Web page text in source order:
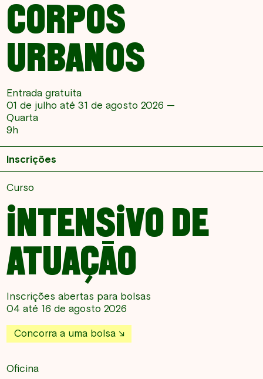
Inscrições
Curso
INTENSIVO DE
ATUAÇÃO
Inscrições abertas para bolsas
04 até 16 de agosto 2026
Concorra a uma bolsa
Oficina
CORPOS
URBANOS
Entrada gratuita
01 de julho até 31 de agosto 2026 —
Quarta
9h